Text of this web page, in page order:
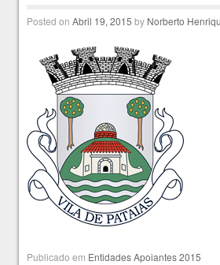
Posted on Abril 19, 2015 by Norberto
Publicado em Entidades Apoiantes 2015